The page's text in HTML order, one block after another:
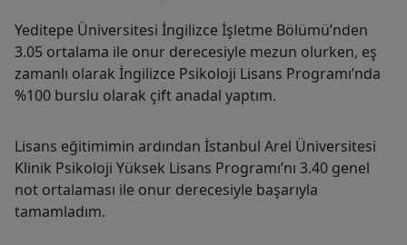
Yeditepe Üniversitesi İngilizce İşletme Bölümü’nden
3.05 ortalama ile onur derecesiyle mezun olurken, eş
zamanlı olarak İngilizce Psikoloji Lisans Programı’nda
%100 burslu olarak çift anadal yaptım.
Lisans eğitimimin ardından İstanbul Arel Üniversitesi
Klinik Psikoloji Yüksek Lisans Programı’nı 3.40 genel
not ortalaması ile onur derecesiyle başarıyla
tamamladım.